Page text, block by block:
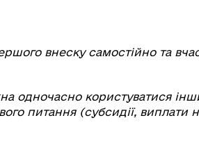
внеску самостійно та
одночасно користуватися
питання (субсидії, виплати